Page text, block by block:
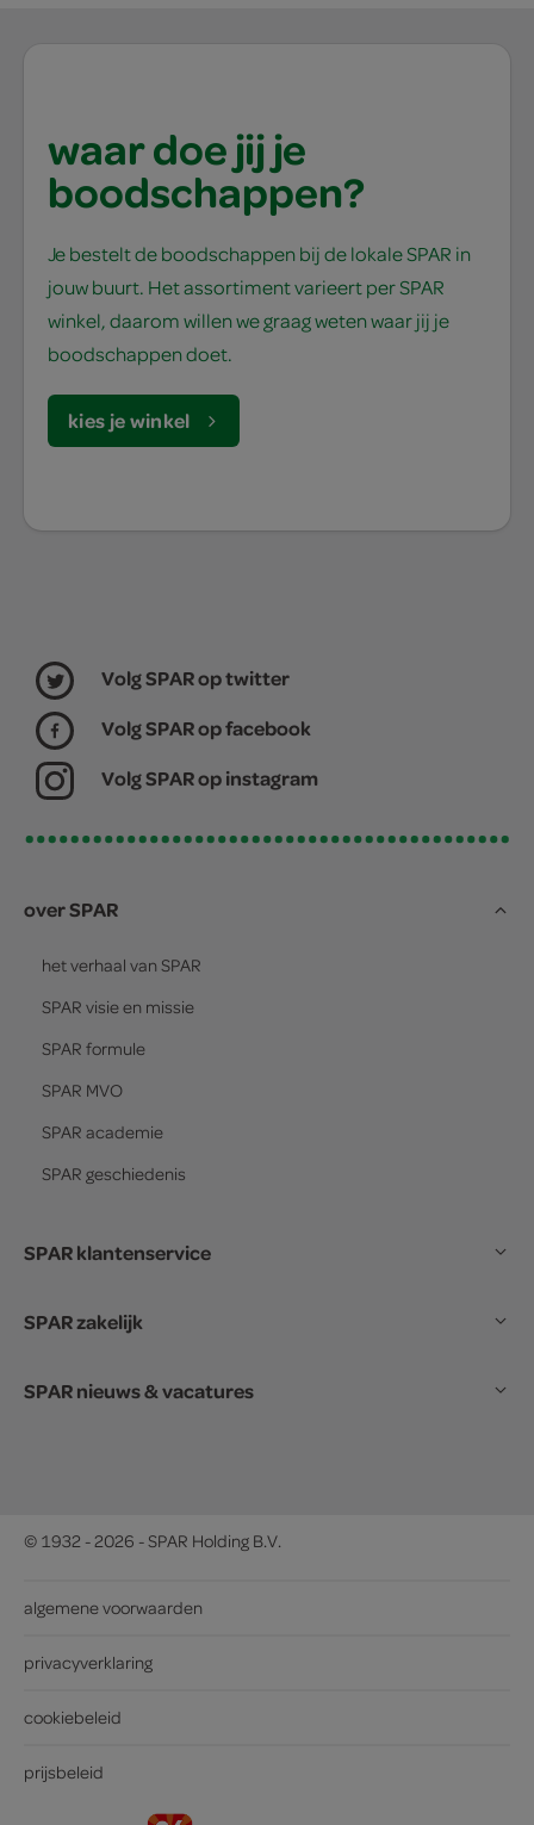
waar doe jij je
boodschappen?
Je bestelt de boodschappen bij de lokale SPAR in
jouw buurt. Het assortiment varieert per SPAR
winkel, daarom willen we graag weten waar jij je
boodschappen doet.
kies je winkel
Volg SPAR op twitter
Volg SPAR op facebook
Volg SPAR op instagram
over SPAR
het verhaal van SPAR
SPAR visie en missie
SPAR formule
SPAR MVO
SPAR academie
SPAR geschiedenis
SPAR klantenservice
SPAR zakelijk
SPAR nieuws & vacatures
© 1932 - 2026 - SPAR Holding B.V.
algemene voorwaarden
privacyverklaring
cookiebeleid
prijsbeleid